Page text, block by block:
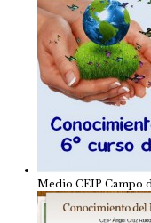
Medio CEIP Campo